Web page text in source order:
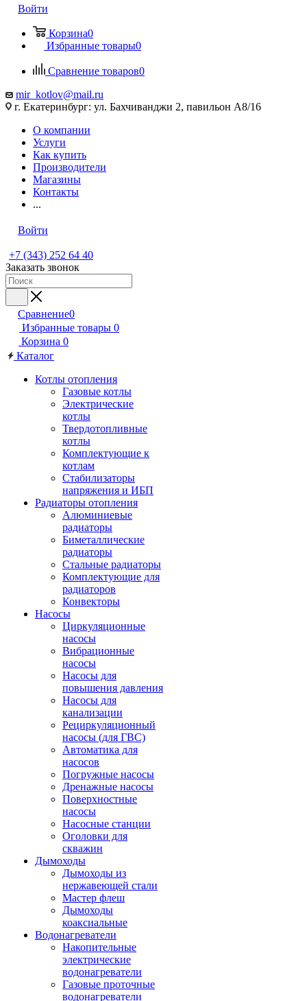
Войти
Корзина0
Избранные товары0
Сравнение товаров0
mir_kotlov@mail.ru
г. Екатеринбург: ул. Бахчиванджи 2, павильон А8/16
О компании
Услуги
Как купить
Производители
Магазины
Контакты
...
Войти
+7 (343) 252 64 40
Заказать звонок
Сравнение0
Избранные товары 0
Корзина 0
Каталог
Котлы отопления
Газовые котлы
Электрические
котлы
Твердотопливные
котлы
Комплектующие к
котлам
Стабилизаторы
напряжения и ИБП
Радиаторы отопления
Алюминиевые
радиаторы
Биметаллические
радиаторы
Стальные радиаторы
Комплектующие для
радиаторов
Конвекторы
Насосы
Циркуляционные
насосы
Вибрационные
насосы
Насосы для
повышения давления
Насосы для
канализации
Рециркуляционный
насосы (для ГВС)
Автоматика для
насосов
Погружные насосы
Дренажные насосы
Поверхностные
насосы
Насосные станции
Оголовки для
скважин
Дымоходы
Дымоходы из
нержавеющей стали
Мастер флеш
Дымоходы
коаксиальные
Водонагреватели
Накопительные
электрические
водонагреватели
Газовые проточные
водонагреватели